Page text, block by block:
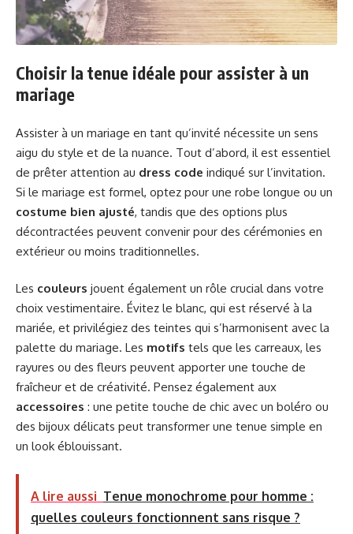
Choisir la tenue idéale pour assister à un
mariage
Assister à un mariage en tant qu’invité nécessite un sens
aigu du style et de la nuance. Tout d’abord, il est essentiel
de prêter attention au dress code indiqué sur l’invitation.
Si le mariage est formel, optez pour une robe longue ou un
costume bien ajusté, tandis que des options plus
décontractées peuvent convenir pour des cérémonies en
extérieur ou moins traditionnelles.
Les couleurs jouent également un rôle crucial dans votre
choix vestimentaire. Évitez le blanc, qui est réservé à la
mariée, et privilégiez des teintes qui s’harmonisent avec la
palette du mariage. Les motifs tels que les carreaux, les
rayures ou des fleurs peuvent apporter une touche de
fraîcheur et de créativité. Pensez également aux
accessoires : une petite touche de chic avec un boléro ou
des bijoux délicats peut transformer une tenue simple en
un look éblouissant.
A lire aussi Tenue monochrome pour homme :
quelles couleurs fonctionnent sans risque ?